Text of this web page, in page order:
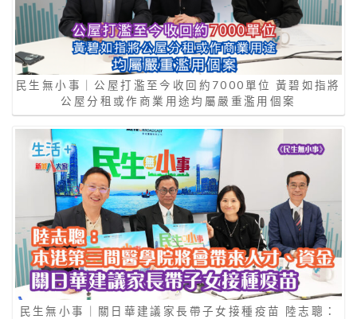
民生無小事｜公屋打濫至今收回約7000單位 黃碧如指將
公屋分租或作商業用途均屬嚴重濫用個案
民生無小事｜關日華建議家長帶子女接種疫苗 陸志聰：